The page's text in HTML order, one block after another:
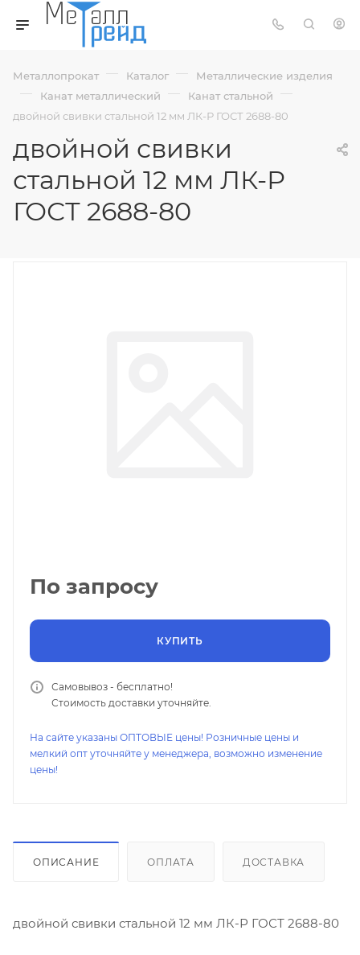
Металлопрокат — Каталог — Металлические изделия
— Канат металлический — Канат стальной —
двойной свивки стальной 12 мм ЛК-Р ГОСТ 2688-80
двойной свивки
стальной 12 мм ЛК-Р
ГОСТ 2688-80
По запросу
КУПИТЬ
Самовывоз - бесплатно!
Стоимость доставки уточняйте.
На сайте указаны ОПТОВЫЕ цены! Розничные цены и
мелкий опт уточняйте у менеджера, возможно изменение
цены!
ОПИСАНИЕ ОПЛАТА ДОСТАВКА
двойной свивки стальной 12 мм ЛК-Р ГОСТ 2688-80